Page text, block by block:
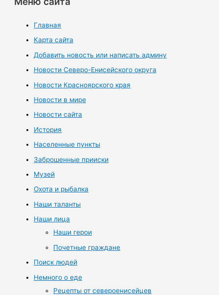
Главная
Карта сайта
Добавить новость или написать админу
Новости Северо-Енисейского округа
Новости Красноярского края
Новости в мире
Новости сайта
История
Населенные пункты
Заброшенные прииски
Музей
Охота и рыбалка
Наши таланты
Наши лица
Наши герои
Почетные граждане
Поиск людей
Немного о еде
Рецепты от североенисейцев